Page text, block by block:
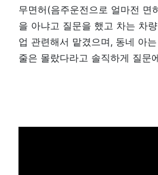
무면허(음주운전으로 얼마전 면
을 아냐고 질문을 했고 차는 차
업 관련해서 맡겼으며, 동네 아
줄은 몰랐다라고 솔직하게 질문